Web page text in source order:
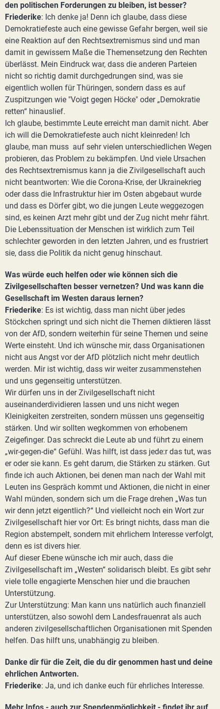
den politischen Forderungen zu bleiben, ist besser?
Friederike: Ich denke ja! Denn ich glaube, dass diese
Demokratiefeste auch eine gewisse Gefahr bergen, weil sie
eine Reaktion auf den Rechtsextremismus sind und man
damit in gewissem Maße die Themensetzung den Rechten
überlässt. Mein Eindruck war, dass die anderen Parteien
nicht so richtig damit durchgedrungen sind, was sie
eigentlich wollen für Thüringen, sondern dass es auf
Zuspitzungen wie "Voigt gegen Höcke" oder „Demokratie
retten“ hinauslief.
Ich glaube, bestimmte Leute erreicht man damit nicht. Aber
ich will die Demokratiefeste auch nicht kleinreden! Ich
glaube, man muss auf sehr vielen unterschiedlichen Wegen
probieren, das Problem zu bekämpfen. Und viele Ursachen
des Rechtsextremismus kann ja die Zivilgesellschaft auch
nicht beantworten: Wie die Corona-Krise, der Ukrainekrieg
oder dass die Infrastruktur hier im Osten abgebaut wurde
und dass es Dörfer gibt, wo die jungen Leute weggezogen
sind, es keinen Arzt mehr gibt und der Zug nicht mehr fährt.
Die Lebenssituation der Menschen ist wirklich zum Teil
schlechter geworden in den letzten Jahren, und es frustriert
sie, dass die Politik da nicht genug hinschaut.
Was würde euch helfen oder wie können sich die
Zivilgesellschaften besser vernetzen? Und was kann die
Gesellschaft im Westen daraus lernen?
Friederike: Es ist wichtig, dass man nicht über jedes
Stöckchen springt und sich nicht die Themen diktieren lässt
von der AfD, sondern weiterhin für seine Themen und seine
Werte einsteht. Und ich wünsche mir, dass Organisationen
nicht aus Angst vor der AfD plötzlich nicht mehr deutlich
werden. Mir ist wichtig, dass wir weiter zusammenstehen
und uns gegenseitig unterstützen.
Wir dürfen uns in der Zivilgesellschaft nicht
auseinanderdividieren lassen und uns nicht wegen
Kleinigkeiten zerstreiten, sondern müssen uns gegenseitig
stärken. Und wir sollten wegkommen von erhobenem
Zeigefinger. Das schreckt die Leute ab und führt zu einem
„wir-gegen-die“ Gefühl. Was hilft, ist dass jede:r das tut, was
er oder sie kann. Es geht darum, die Stärken zu stärken. Gut
finde ich auch Aktionen, bei denen man nach der Wahl mit
Leuten ins Gespräch kommt und Aktionen, die nicht in einer
Wahl münden, sondern sich um die Frage drehen „Was tun
wir denn jetzt eigentlich?“ Und vielleicht noch ein Wort zur
Zivilgesellschaft hier vor Ort: Es bringt nichts, dass man die
Region abstempelt, sondern mit ehrlichem Interesse verfolgt,
denn es ist divers hier.
Auf dieser Ebene wünsche ich mir auch, dass die
Zivilgesellschaft im „Westen“ solidarisch bleibt. Es gibt sehr
viele tolle engagierte Menschen hier und die brauchen
Unterstützung.
Zur Unterstützung: Man kann uns natürlich auch finanziell
unterstützen, also sowohl dem Landesfrauenrat als auch
anderen zivilgesellschaftlichen Organisationen mit Spenden
helfen. Das hilft uns, unabhängig zu bleiben.
Danke dir für die Zeit, die du dir genommen hast und deine
ehrlichen Antworten.
Friederike: Ja, und ich danke euch für ehrliches Interesse.